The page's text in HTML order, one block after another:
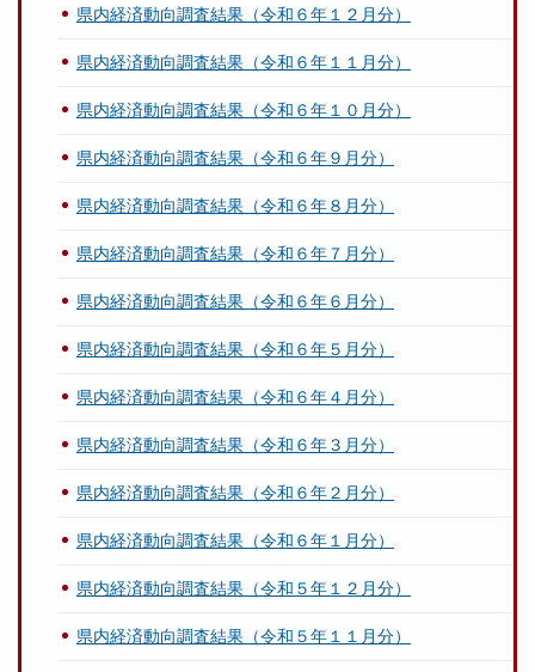
県内経済動向調査結果（令和６年１２月分）
県内経済動向調査結果（令和６年１１月分）
県内経済動向調査結果（令和６年１０月分）
県内経済動向調査結果（令和６年９月分）
県内経済動向調査結果（令和６年８月分）
県内経済動向調査結果（令和６年７月分）
県内経済動向調査結果（令和６年６月分）
県内経済動向調査結果（令和６年５月分）
県内経済動向調査結果（令和６年４月分）
県内経済動向調査結果（令和６年３月分）
県内経済動向調査結果（令和６年２月分）
県内経済動向調査結果（令和６年１月分）
県内経済動向調査結果（令和５年１２月分）
県内経済動向調査結果（令和５年１１月分）